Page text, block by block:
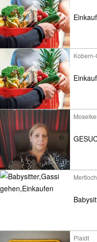
Mertloch
Plaidt